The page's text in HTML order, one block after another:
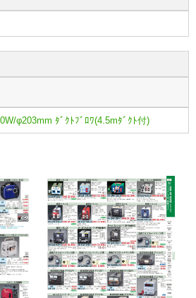
φ203mm ﾀﾞｸﾄﾌﾞﾛﾜ(4.5mﾀﾞｸﾄ付)